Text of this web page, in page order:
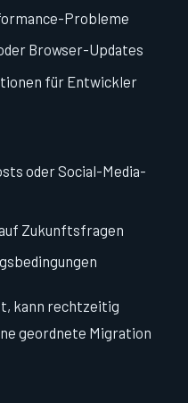
Probleme
Browser-Updates
für Entwickler
oder Social-Media-
Zukunftsfragen
kann rechtzeitig
geordnete Migration